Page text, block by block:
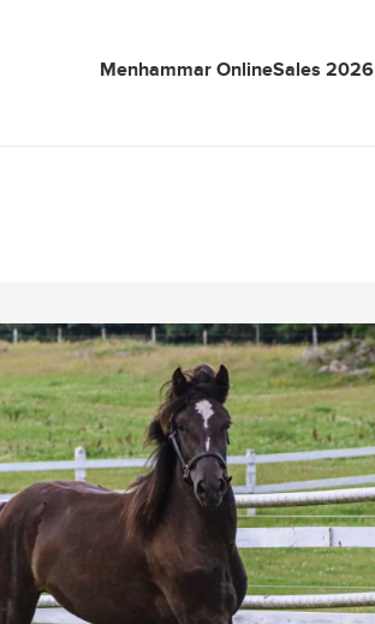
Menhammar OnlineSales 2026